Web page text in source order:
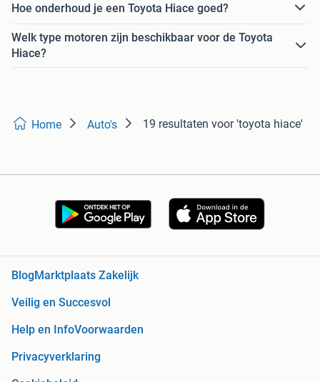
Hoe onderhoud je een Toyota Hiace goed?
Welk type motoren zijn beschikbaar voor de Toyota
Hiace?
Home Auto's 19 resultaten voor 'toyota hiace'
BlogMarktplaats Zakelijk
Veilig en Succesvol
Help en InfoVoorwaarden
Privacyverklaring